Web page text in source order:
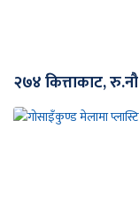
२७४ कित्ताकाट,